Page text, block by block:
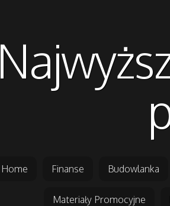
Home Finanse Budowlanka
Materiały Promocyjne